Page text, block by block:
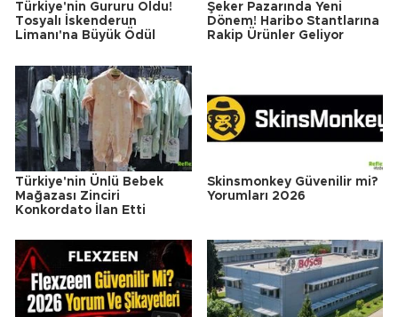
Türkiye'nin Gururu Oldu!
Tosyalı İskenderun
Limanı'na Büyük Ödül
Şeker Pazarında Yeni
Dönem! Haribo Stantlarına
Rakip Ürünler Geliyor
Türkiye'nin Ünlü Bebek
Mağazası Zinciri
Konkordato İlan Etti
Skinsmonkey Güvenilir mi?
Yorumları 2026